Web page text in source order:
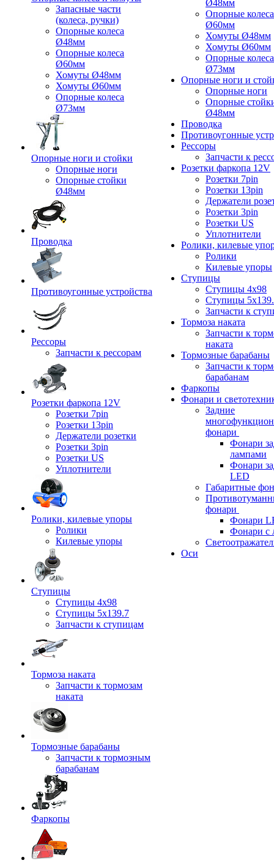
Запасные части
(колеса, ручки)
Опорные колеса
Ø48мм
Опорные колеса
Ø60мм
Хомуты Ø48мм
Хомуты Ø60мм
Опорные колеса
Ø73мм
Опорные ноги и стойки
Опорные ноги
Опорные стойки
Ø48мм
Проводка
Противоугонные устройства
Рессоры
Запчасти к рессорам
Розетки фаркопа 12V
Розетки 7pin
Розетки 13pin
Держатели розетки
Розетки 3pin
Розетки US
Уплотнители
Ролики, килевые упоры
Ролики
Килевые упоры
Ступицы
Ступицы 4x98
Ступицы 5x139.7
Запчасти к ступицам
Тормоза наката
Запчасти к тормозам
наката
Тормозные барабаны
Запчасти к тормозным
барабанам
Фаркопы
Ø48мм
Опорные колеса
Ø60мм
Хомуты Ø48мм
Хомуты Ø60мм
Опорные колеса
Ø73мм
Опорные ноги и
Опорные ноги
Опорные
Ø48мм
Проводка
Противоугонные
Рессоры
Запчасти к
Розетки фаркопа 12V
Розетки 7pin
Розетки 13pin
Держатели
Розетки 3pin
Розетки US
Уплотнители
Ролики, килевые
Ролики
Килевые упоры
Ступицы
Ступицы 4x98
Ступицы
Запчасти к
Тормоза наката
Запчасти к
наката
Тормозные барабаны
Запчасти к
барабанам
Фаркопы
Фонари и
Задние
фонари
Фонари
лампами
Фонари
LED
Габаритные
фонари
Фонари
Фонари с
Оси